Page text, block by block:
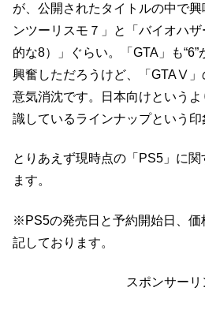
が、公開されたタイトルの中で
ンツーリスモ７」と「バイオハ
的な8）」ぐらい。「GTA」も
興奮しただろうけど、「GTAⅤ
意気消沈です。日本向けという
識しているラインナップという印
とりあえず現時点の「PS5」に
ます。
※PS5の発売日と予約開始日、価
記しております。
スポンサーリ